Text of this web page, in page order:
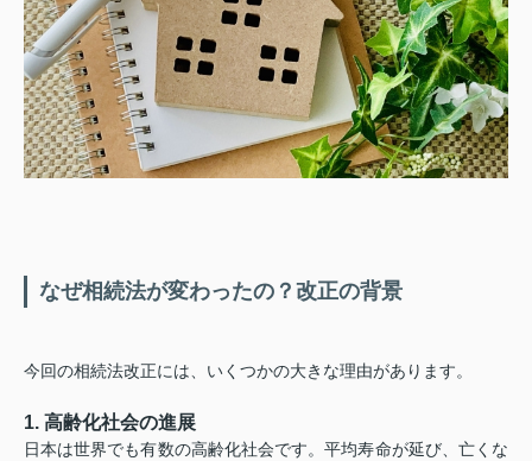
なぜ相続法が変わったの？改正の背景
今回の相続法改正には、いくつかの大きな理由があります。
1. 高齢化社会の進展
日本は世界でも有数の高齢化社会です。平均寿命が延び、亡くな